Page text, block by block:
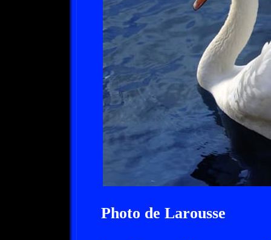
Photo de Larousse